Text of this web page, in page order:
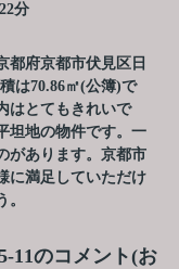
分
都府京都市伏見区日
は70.86㎡(公簿)で
はとてもきれいで
坦地の物件です。一
があります。京都市
に満足していただけ
11のコメント(お